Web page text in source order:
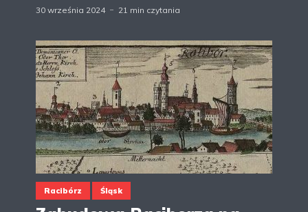
30 września 2024 21 min czytania
Racibórz Śląsk